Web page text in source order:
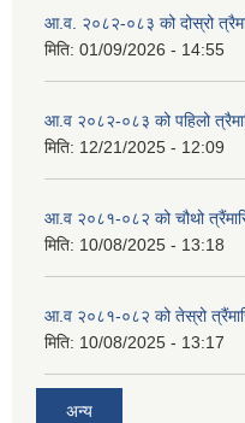
आ.व. २०८२-०८३ को दोस्रो
मिति: 01/09/2026 - 14:55
आ.व २०८२-०८३ को पहिलो
मिति: 12/21/2025 - 12:09
आ.व २०८१-०८२ को चौथो
मिति: 10/08/2025 - 13:18
आ.व २०८१-०८२ को तेस्रो
मिति: 10/08/2025 - 13:17
अन्य